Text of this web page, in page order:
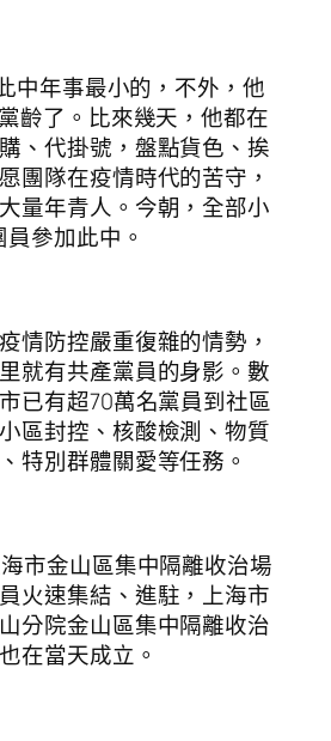
中年事最小的，不外，他
齡了。比來幾天，他都在
、代掛號，盤點貨色、挨
團隊在疫情時代的苦守，
量年青人。今朝，全部小
參加此中。
情防控嚴重復雜的情勢，
就有共產黨員的身影。數
已有超70萬名黨員到社區
區封控、核酸檢測、物質
特別群體關愛等任務。
市金山區集中隔離收治場
火速集結、進駐，上海市
分院金山區集中隔離收治
在當天成立。